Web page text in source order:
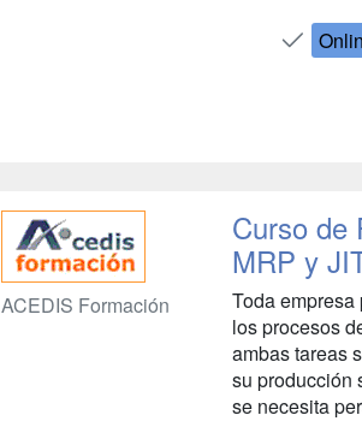
ACEDIS Formación
Curso de
MRP y
Toda
los procesos
ambas tareas
su producción
se necesita